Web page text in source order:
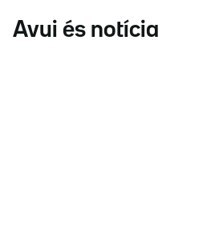
Avui és notícia